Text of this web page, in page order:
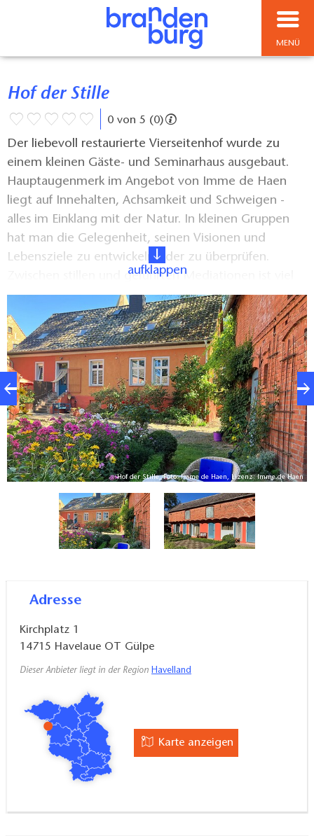
MENÜ
Hof der Stille
0 von 5 (0)
Der liebevoll restaurierte Vierseitenhof wurde zu
einem kleinen Gäste- und Seminarhaus ausgebaut.
Hauptaugenmerk im Angebot von Imme de Haen
liegt auf Innehalten, Achsamkeit und Schweigen -
alles im Einklang mit der Natur. In kleinen Gruppen
hat man die Gelegenheit, seinen Visionen und
Lebensziele zu entwickeln oder zu überprüfen.
Zwischen stillen und geführten Mediationen ist viel
Zeit, die heilende Natur im Wechsel der Jahreszeiten
zu erleben und zu genießen. Seit 2011 werden
Schweigewochen angeboten, die über sechs Tage
Zeit und Raum geben, zu sich zu kommen.
aufklappen
Hof der Stille, Foto: Imme de Haen, Lizenz: Imme de Haen
Adresse
Kirchplatz 1
14715 Havelaue OT Gülpe
Dieser Anbieter liegt in der Region Havelland
Karte anzeigen